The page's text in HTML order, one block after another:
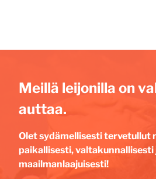
Meillä leijonilla on
auttaa.
Olet sydämellisesti tervetullut
paikallisesti, valtakunnallisesti
maailmanlaajuisesti!